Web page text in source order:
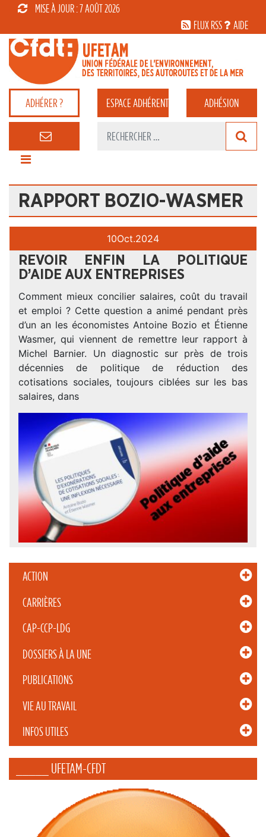
MISE À JOUR : 7 AOÛT 2026
FLUX RSS
AIDE
ADHÉRER ? ESPACEADHÉRENT ADHÉSION
RAPPORT BOZIO-WASMER
ACTION
CARRIÈRES
CAP-CCP-LDG
DOSSIERS À LA UNE
PUBLICATIONS
VIE AU TRAVAIL
INFOS UTILES
_____ UFETAM-CFDT
10Oct.2024
REVOIR ENFIN LA POLITIQUE
D’AIDE AUX ENTREPRISES
Comment mieux concilier salaires, coût du travail
et emploi ? Cette question a animé pendant près
d’un an les économistes Antoine Bozio et Étienne
Wasmer, qui viennent de remettre leur rapport à
Michel Barnier. Un diagnostic sur près de trois
décennies de politique de réduction des
cotisations sociales, toujours ciblées sur les bas
salaires, dans